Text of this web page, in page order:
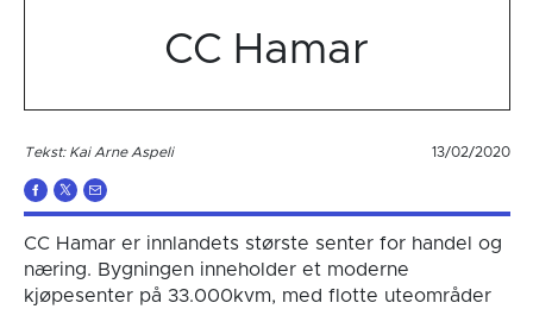
CC Hamar
Tekst: Kai Arne Aspeli 13/02/2020
CC Hamar er innlandets største senter for handel og
næring. Bygningen inneholder et moderne
kjøpesenter på 33.000kvm, med flotte uteområder